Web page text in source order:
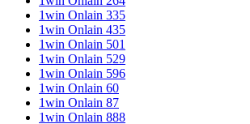
1win Onlain 335
1win Onlain 435
1win Onlain 501
1win Onlain 529
1win Onlain 596
1win Onlain 60
1win Onlain 87
1win Onlain 888